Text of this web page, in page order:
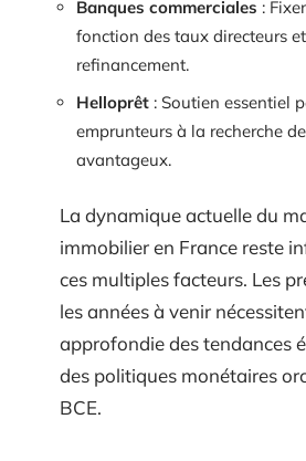
Banques commerciales :
fonction des taux directeurs
refinancement.
Helloprêt : Soutien essentiel
emprunteurs à la recherche
avantageux.
La dynamique actuelle du
immobilier en France reste
ces multiples facteurs. Les
les années à venir
approfondie des tendances
des politiques monétaires
BCE.